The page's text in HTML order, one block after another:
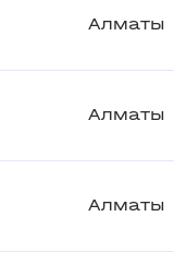
Алматы
Алматы
Алматы